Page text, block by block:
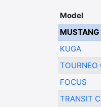
Model
MUSTANG
KUGA
TOURNEO
FOCUS
TRANSIT